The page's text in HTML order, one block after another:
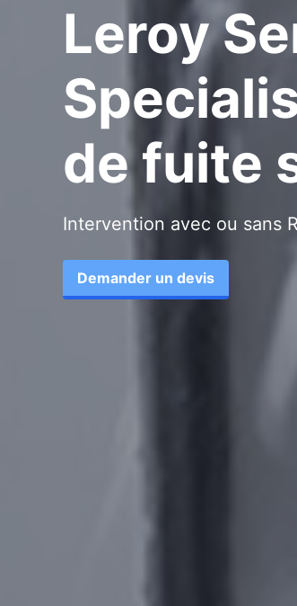
Leroy
de fuite
Intervention avec ou sans
Demander un devis